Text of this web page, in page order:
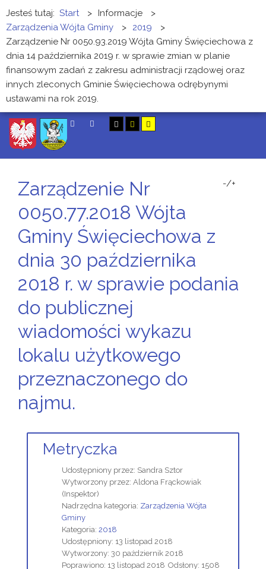
Jesteś tutaj: Start > Informacje
>
Zarządzenia Wójta Gminy
> 2019
>
Zarządzenie Nr 0050.93.2019 Wójta Gminy Święciechowa z
dnia 14 października 2019 r. w sprawie zmian w planie
finansowym zadań z zakresu administracji rządowej oraz
innych zleconych Gminie Święciechowa odrębynymi
ustawami na rok 2019.
Zarządzenie Nr
0050.77.2018 Wójta
Gminy Święciechowa z
dnia 30 października
2018 r. w sprawie podania
do publicznej
wiadomości wykazu
lokalu użytkowego
przeznaczonego do
najmu.
-/+
Metryczka
Udostępniony przez: Sandra Sztor
Wytworzony przez: Aldona Frąckowiak
(Inspektor)
Nadrzędna kategoria: Zarządzenia Wójta
Gminy
Kategoria: 2018
Udostępniony: 13 listopad 2018
Wytworzony: 30 październik 2018
Poprawiono: 13 listopad 2018 Odsłony: 1508